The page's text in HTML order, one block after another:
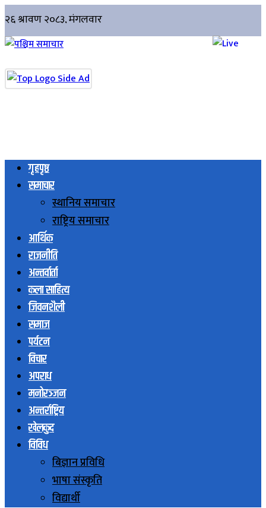
गृहपृष्ठ
समाचार
स्थानिय समाचार
राष्ट्रिय समाचार
आर्थिक
राजनीति
अन्तर्वार्ता
कला साहित्य
जिवनशैली
समाज
पर्यटन
विचार
अपराध
मनोरञ्जन
अन्तर्राष्ट्रिय
खेलकुद
विविध
बिज्ञान प्रविधि
भाषा संस्कृति
विद्यार्थी